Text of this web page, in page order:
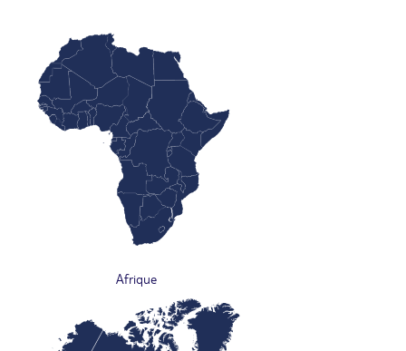
Afrique